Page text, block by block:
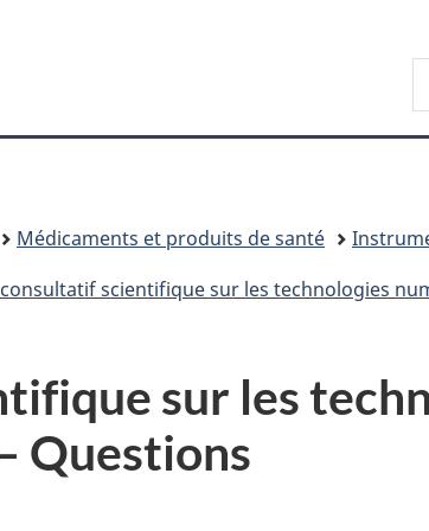
sujet
HTML
Médicaments et produits de santé
scientifique sur les technologies
sur les
Questions